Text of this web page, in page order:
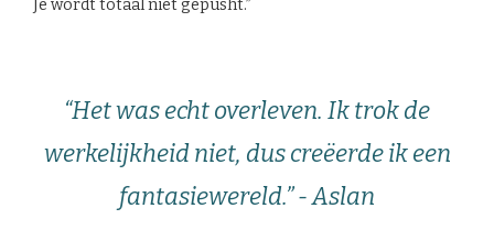
Je wordt totaal niet gepusht.”
“Het was echt overleven. Ik trok de
werkelijkheid niet, dus creëerde ik een
fantasiewereld.” - Aslan